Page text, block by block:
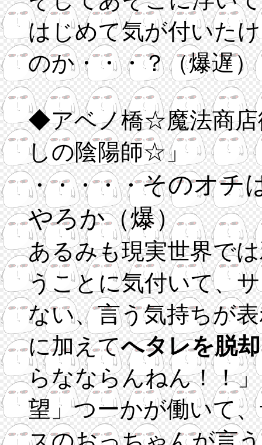
はじめて気が付いた
のか・・・？（爆遅）
◆アベノ橋☆魔法商
しの陰陽師☆」
・・・・・そのオチ
やろか（爆）
あるみも現実世界で
うことに気付いて、
ない、言う気持ちが
に加えてへタレを脱
らなならんねん！！
望」つーかが働いて